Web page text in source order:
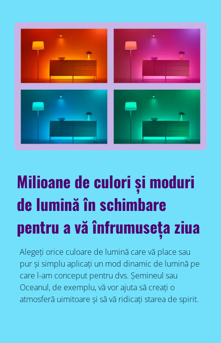
Milioane de culori și moduri
de lumină în schimbare
pentru a vă înfrumuseța ziua
Alegeți orice culoare de lumină care vă place sau
pur și simplu aplicați un mod dinamic de lumină pe
care l-am conceput pentru dvs. Șemineul sau
Oceanul, de exemplu, vă vor ajuta să creați o
atmosferă uimitoare și să vă ridicați starea de spirit.